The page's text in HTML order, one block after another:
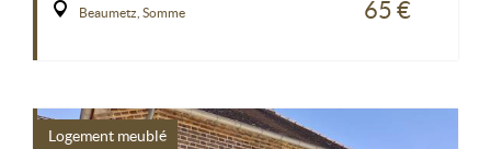
65 €
Beaumetz, Somme
Logement meublé